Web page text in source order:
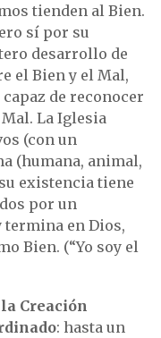
tienden al Bien.
sí por su
desarrollo de
el Bien y el Mal,
de reconocer
La Iglesia
(con un
(humana, animal,
existencia tiene
por un
en Dios,
Bien. (“Yo soy el
Creación
: hasta un